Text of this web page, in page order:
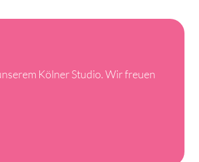
Kölner Studio. Wir freuen